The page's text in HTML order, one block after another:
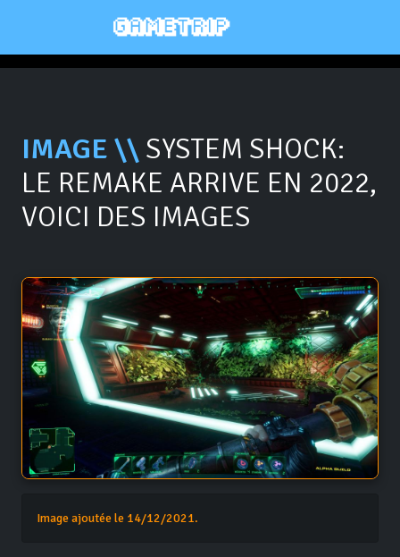
IMAGE \\ SYSTEM SHOCK:
LE REMAKE ARRIVE EN 2022,
VOICI DES IMAGES
Image ajoutée le 14/12/2021.